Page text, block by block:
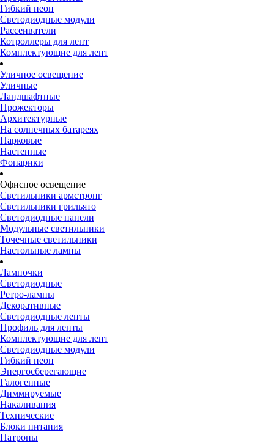
Гибкий неон
Светодиодные модули
Рассеиватели
Котроллеры для лент
Комплектующие для лент
Уличное освещение
Уличные
Ландшафтные
Прожекторы
Архитектурные
На солнечных батареях
Парковые
Настенные
Фонарики
Офисное освещение
Светильники армстронг
Светильники грильято
Светодиодные панели
Модульные светильники
Точечные светильники
Настольные лампы
Лампочки
Светодиодные
Ретро-лампы
Декоративные
Светодиодные ленты
Профиль для ленты
Комплектующие для лент
Светодиодные модули
Гибкий неон
Энергосберегающие
Галогенные
Диммируемые
Накаливания
Технические
Блоки питания
Патроны